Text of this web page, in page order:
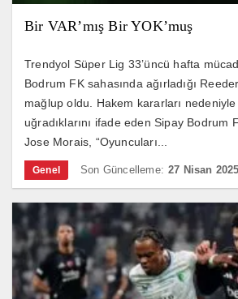
Bir VAR’mış Bir YOK’muş
Trendyol Süper Lig 33’üncü hafta
Bodrum FK sahasında ağırladığı
mağlup oldu. Hakem kararları nedeniyle
uğradıklarını ifade eden Sipay Bodrum
Jose Morais, “Oyuncuları...
Genel Son Güncelleme: 27 Nisan